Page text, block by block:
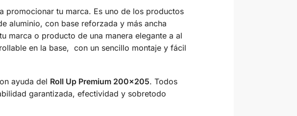
promocionar tu marca. Es uno de los productos
aluminio, con base reforzada y más ancha
marca o producto de una manera elegante a al
en la base, con un sencillo montaje y fácil
ayuda del Roll Up Premium 200×205. Todos
garantizada, efectividad y sobretodo